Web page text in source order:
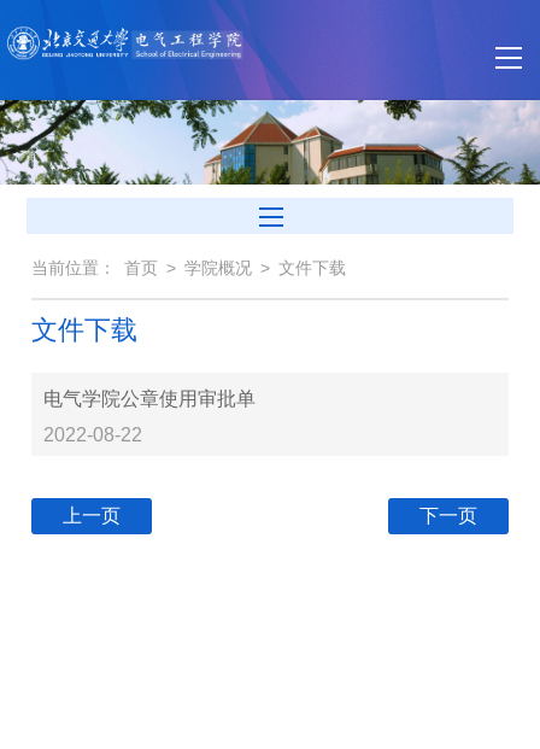
当前位置： 首页 > 学院概况 > 文件下载
文件下载
电气学院公章使用审批单
2022-08-22
上一页 下一页